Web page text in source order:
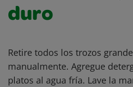
duro
Retire todos los trozos
manualmente. Agregue
platos al agua fría. Lave la